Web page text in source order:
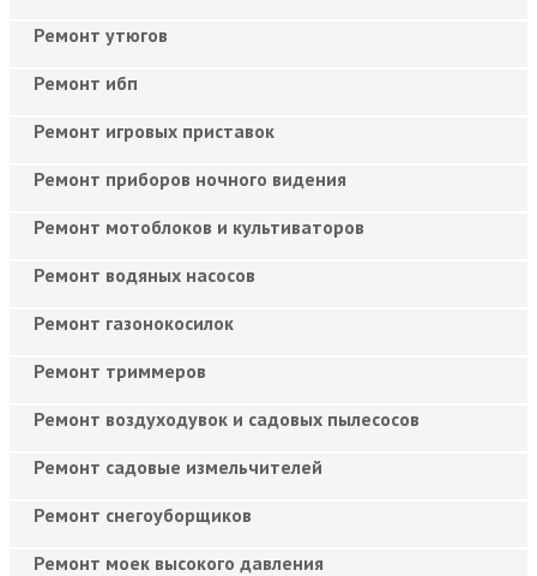
Ремонт утюгов
Ремонт ибп
Ремонт игровых приставок
Ремонт приборов ночного видения
Ремонт мотоблоков и культиваторов
Ремонт водяных насосов
Ремонт газонокосилок
Ремонт триммеров
Ремонт воздуходувок и садовых пылесосов
Ремонт садовые измельчителей
Ремонт снегоуборщиков
Ремонт моек высокого давления